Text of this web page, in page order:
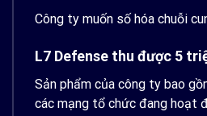
Công ty muốn số hóa chuỗi
L7 Defense thu được 5
Sản phẩm của công ty bao
các mạng tổ chức đang hoạt